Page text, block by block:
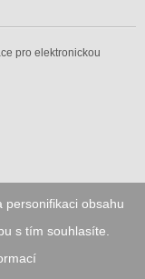
personifikaci obsahu
s tím souhlasíte.
pro elektronickou